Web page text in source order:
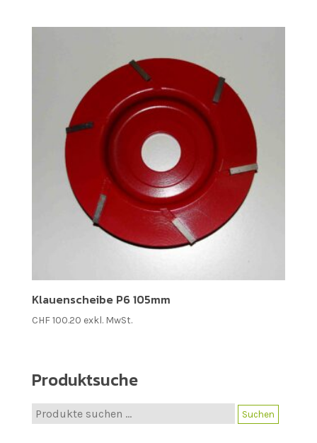
Klauenscheibe P6 105mm
CHF100.20 exkl. MwSt.
Produktsuche
Suche
nach:
Suchen